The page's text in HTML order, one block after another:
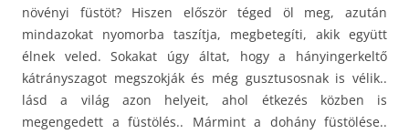
növényi füstöt? Hiszen először téged öl meg, azután
mindazokat nyomorba taszítja, megbetegíti, akik együtt
élnek veled. Sokakat úgy áltat, hogy a hányingerkeltő
kátrányszagot megszokják és még gusztusosnak is vélik..
lásd a világ azon helyeit, ahol étkezés közben is
megengedett a füstölés.. Mármint a dohány füstölése..